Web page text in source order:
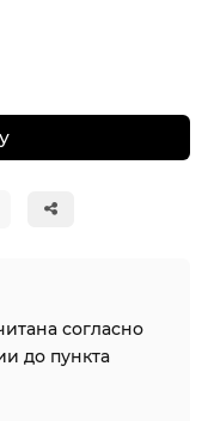
согласно
до пункта